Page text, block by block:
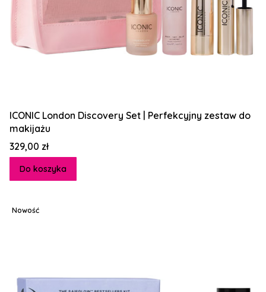
ICONIC London Discovery Set | Perfekcyjny zestaw do
makijażu
Cena
329,00 zł
Do koszyka
Nowość